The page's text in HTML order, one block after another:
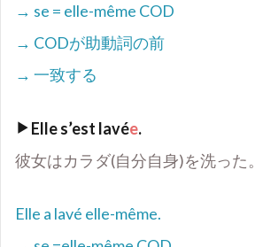
→ se = elle-même COD
→ CODが助動詞の前
→ 一致する
Elle s’est lavée.
彼女はカラダ(自分自身)を洗った。
Elle a lavé elle-même.